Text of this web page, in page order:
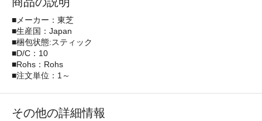
■メーカー：東芝
■生産国：Japan
■梱包状態:スティック
■D/C：10
■Rohs：Rohs
■注文単位：1～
その他の詳細情報